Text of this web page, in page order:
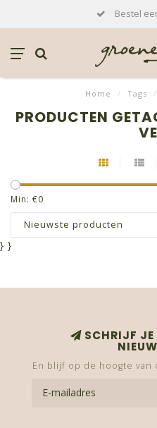
Bestel
Home / Tags /
PRODUCTEN
Min: €0
Nieuwste producten
} }
SCHRIJF
En blijf op de hoogte van